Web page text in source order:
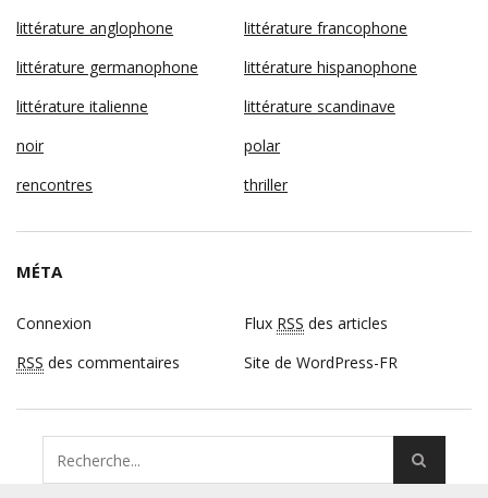
littérature anglophone
littérature francophone
littérature germanophone
littérature hispanophone
littérature italienne
littérature scandinave
noir
polar
rencontres
thriller
MÉTA
Connexion Flux RSS des articles
RSS des commentaires Site de WordPress-FR